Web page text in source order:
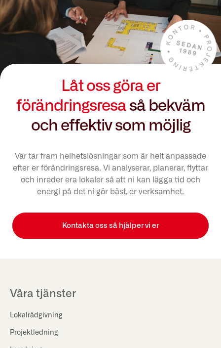
Låt oss göra er
förändringsresa så bekväm
och effektiv som möjlig
Vår tar fram helhetslösningar som är helt anpassade
efter er förändringsresa. Vi analyserar, planerar, flyttar
och inreder era lokaler så att ni kan lägga tid och
energi på det ni gör bäst, er verksamhet.
Kontakta oss så hjälper vi er
Våra tjänster
Lokalrådgivning
Projektledning